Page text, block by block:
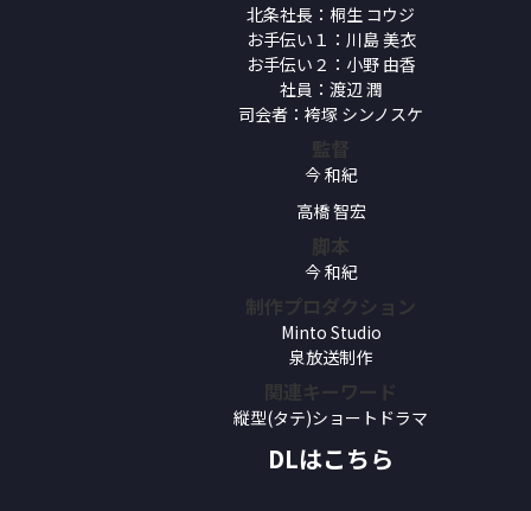
北条社長：桐生 コウジ
お手伝い１：川島 美衣
お手伝い２：小野 由香
社員：渡辺 潤
司会者：袴塚 シンノスケ
監督
今 和紀
高橋 智宏
脚本
今 和紀
制作プロダクション
Minto Studio
泉放送制作
関連キーワード
縦型(タテ)ショートドラマ
DLはこちら